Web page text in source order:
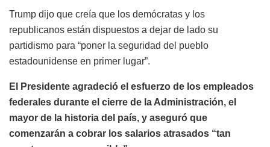
Trump dijo que creía que los demócratas y los
republicanos están dispuestos a dejar de lado su
partidismo para “poner la seguridad del pueblo
estadounidense en primer lugar”.
El Presidente agradeció el esfuerzo de los empleados
federales durante el cierre de la Administración, el
mayor de la historia del país, y aseguró que
comenzarán a cobrar los salarios atrasados “tan